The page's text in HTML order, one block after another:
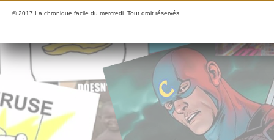
© 2017 La chronique facile du mercredi. Tout droit réservés.